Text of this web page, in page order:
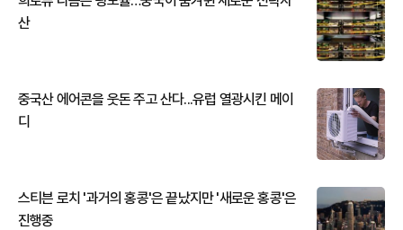
산
중국산 에어콘을 웃돈 주고 산다...유럽 열광시킨 메이
디
스티븐 로치 '과거의 홍콩'은 끝났지만 '새로운 홍콩'은
진행중